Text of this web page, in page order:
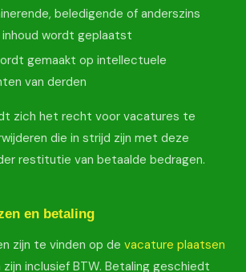
beledigende of anderszins
wordt geplaatst
gemaakt op intellectuele
van derden
zich het recht voor vacatures te
die in strijd zijn met deze
restitutie van betaalde bedragen.
en betaling
zijn te vinden op de vacature plaatsen
zijn inclusief BTW. Betaling geschiedt